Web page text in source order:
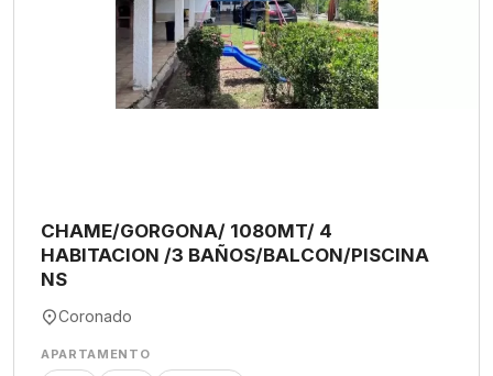
CHAME/GORGONA/ 1080MT/ 4
HABITACION /3 BAÑOS/BALCON/PISCINA
NS
Coronado
APARTAMENTO